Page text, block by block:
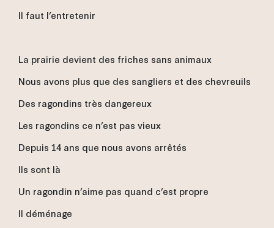
Il faut l’entretenir
La prairie devient des friches sans animaux
Nous avons plus que des sangliers et des chevreuils
Des ragondins très dangereux
Les ragondins ce n’est pas vieux
Depuis 14 ans que nous avons arrêtés
Ils sont là
Un ragondin n’aime pas quand c’est propre
Il déménage